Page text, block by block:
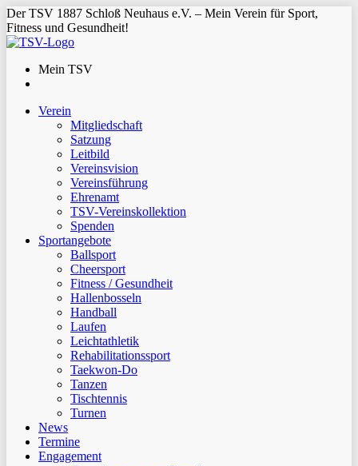
Der TSV 1887 Schloß Neuhaus e.V. – Mein Verein für Sport,
Fitness und Gesundheit!
Mein TSV
Verein
Mitgliedschaft
Satzung
Leitbild
Vereinsvision
Vereinsführung
Ehrenamt
TSV-Vereinskollektion
Spenden
Sportangebote
Ballsport
Cheersport
Fitness / Gesundheit
Hallenbosseln
Handball
Laufen
Leichtathletik
Rehabilitationssport
Taekwon-Do
Tanzen
Tischtennis
Turnen
News
Termine
Engagement